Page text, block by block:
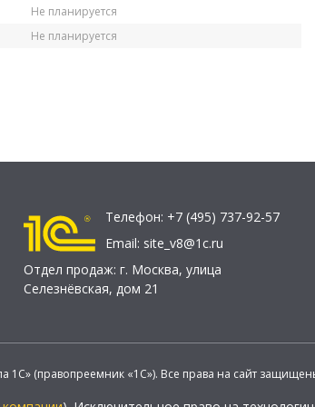
Не планируется
Не планируется
Телефон: +7 (495) 737-92-57
Email: site_v8@1c.ru
Отдел продаж: г. Москва, улица
Селезнёвская, дом 21
1С» (правопреемник «1С»). Все права на сайт